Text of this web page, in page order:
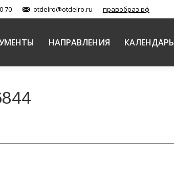
70 otdelro@otdelro.ru правобраз.рф
НАПРАВЛЕНИЯ КАЛЕНДАРЬ